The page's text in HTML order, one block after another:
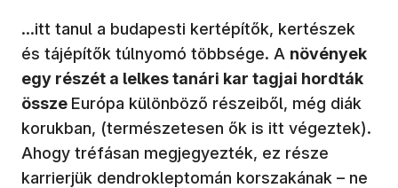
…itt tanul a budapesti kertépítők, kertészek
és tájépítők túlnyomó többsége. A növények
egy részét a lelkes tanári kar tagjai hordták
össze Európa különböző részeiből, még diák
korukban, (természetesen ők is itt végeztek).
Ahogy tréfásan megjegyezték, ez része
karrierjük dendrokleptomán korszakának – ne